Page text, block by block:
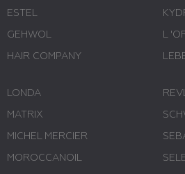
ESTEL
GEHWOL
HAIR COMPANY
L
LONDA
MATRIX
MICHEL MERCIER
MOROCCANOIL